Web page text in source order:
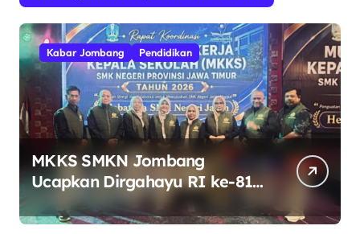
Kabar Jombang Pendidikan
MKKS SMKN Jombang
Ucapkan Dirgahayu RI ke-81
Indonesia Berdaulat, Adil, dan
Makmur